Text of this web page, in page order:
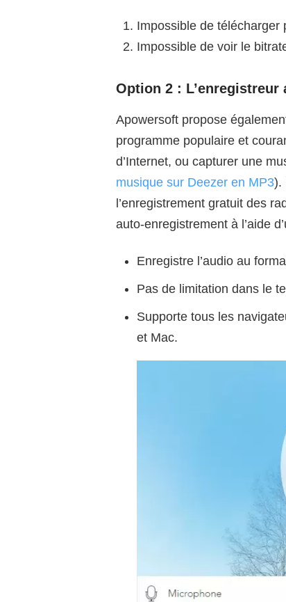
Impossible de télécharger
Impossible de voir le
Option 2 :
Apowersoft propose
programme populaire et
d’Internet, ou capturer une
musique sur Deezer en MP3).
l’enregistrement gratuit des
auto-enregistrement à l’aide
Enregistre l’audio au
Pas de limitation dans le
Supporte tous les
et Mac.